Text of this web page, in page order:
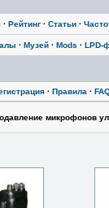
· Рейтинг · Статьи ·
· Музей · Mods · LPD-
· Правила ·
микрофонов